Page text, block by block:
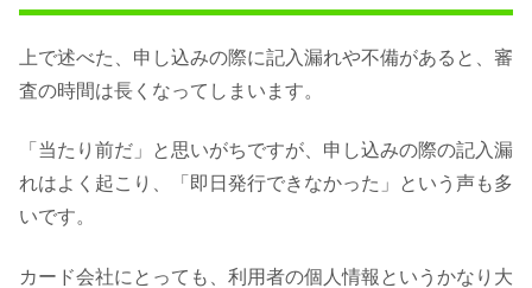
上で述べた、申し込みの際に記入漏れや不備があると、審
査の時間は長くなってしまいます。
「当たり前だ」と思いがちですが、申し込みの際の記入漏
れはよく起こり、「即日発行できなかった」という声も多
いです。
カード会社にとっても、利用者の個人情報というかなり大